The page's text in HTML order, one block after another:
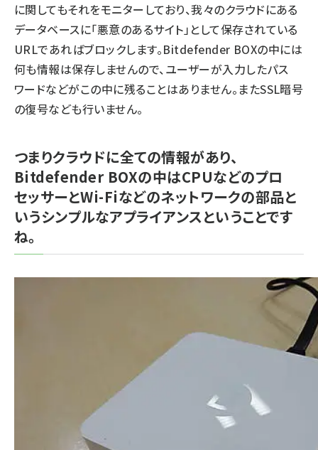
に関してもそれをモニターしており、我々のクラウドにある
データベースに「悪意のあるサイト」として保存されている
URLであればブロックします。Bitdefender BOXの中には
何も情報は保存しませんので、ユーザーが入力したパス
ワードなどがこの中に残ることはありません。またSSL暗号
の復号なども行いません。
つまりクラウドに全ての情報があり、
Bitdefender BOXの中はCPUなどのプロ
セッサーとWi-Fiなどのネットワークの部品と
いうシンプルなアプライアンスということです
ね。